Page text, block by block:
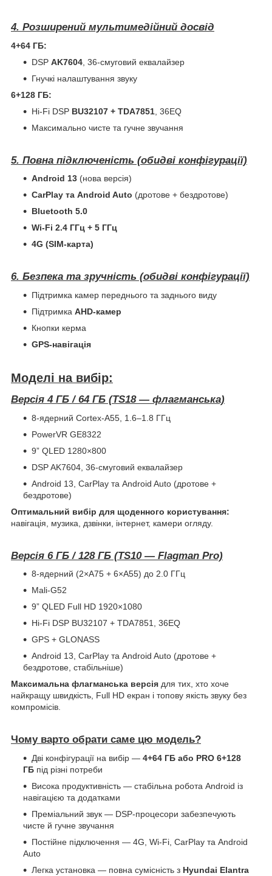
4. Розширений мультимедійний досвід
4+64 ГБ:
DSP AK7604 , 36-смуговий еквалайзер
Гнучкі налаштування звуку
6+128 ГБ:
Hi-Fi DSP BU32107 + TDA7851 , 36EQ
Максимально чисте та гучне звучання
5. Повна підключеність (обидві конфігурації)
Android 13 (нова версія)
CarPlay та Android Auto (дротове + бездротове)
Bluetooth 5.0
Wi-Fi 2.4 ГГц + 5 ГГц
4G (SIM-карта)
6. Безпека та зручність (обидві конфігурації)
Підтримка камер переднього та заднього виду
Підтримка AHD-камер
Кнопки керма
GPS-навігація
Моделі на вибір:
Версія 4 ГБ / 64 ГБ (TS18 — флагманська)
8-ядерний Cortex-A55, 1.6–1.8 ГГц
PowerVR GE8322
9” QLED 1280×800
DSP AK7604, 36-смуговий еквалайзер
Android 13, CarPlay та Android Auto (дротове +
бездротове)
Оптимальний вибір для щоденного користування:
навігація, музика, дзвінки, інтернет, камери огляду.
Версія 6 ГБ / 128 ГБ (TS10 — Flagman Pro)
8-ядерний (2×A75 + 6×A55) до 2.0 ГГц
Mali-G52
9” QLED Full HD 1920×1080
Hi-Fi DSP BU32107 + TDA7851, 36EQ
GPS + GLONASS
Android 13, CarPlay та Android Auto (дротове +
бездротове, стабільніше)
Максимальна флагманська версія для тих, хто хоче
найкращу швидкість, Full HD екран і топову якість звуку без
компромісів.
Чому варто обрати саме цю модель?
Дві конфігурації на вибір — 4+64 ГБ або PRO 6+128
ГБ під різні потреби
Висока продуктивність — стабільна робота Android із
навігацією та додатками
Преміальний звук — DSP-процесори забезпечують
чисте й гучне звучання
Постійне підключення — 4G, Wi-Fi, CarPlay та Android
Auto
Легка установка — повна сумісність з Hyundai Elantra